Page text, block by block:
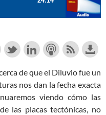
de que el Diluvio fue un
nos dan la fecha exacta
viendo cómo las
las placas tectónicas, no